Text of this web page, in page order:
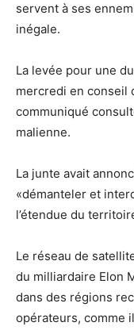
servent à ses
inégale.
La levée pour une
mercredi en conseil
communiqué
malienne.
La junte avait
«démanteler et
l’étendue du
Le réseau de
du milliardaire Elon
dans des régions
opérateurs, comme